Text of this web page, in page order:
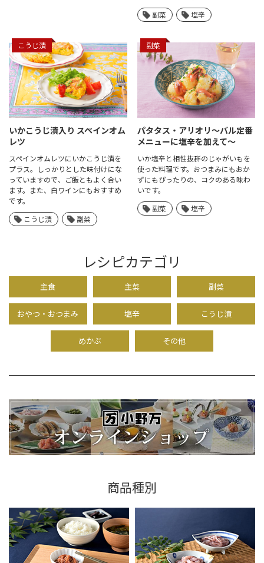
副菜
塩辛
こうじ漬
いかこうじ漬入り スペインオム
レツ
スペインオムレツにいかこうじ漬を
プラス。しっかりとした味付けにな
っていますので、ご飯ともよく合い
ます。また、白ワインにもおすすめ
です。
こうじ漬
副菜
副菜
パタタス・アリオリ～バル定番
メニューに塩辛を加えて〜
いか塩辛と相性抜群のじゃがいもを
使った料理です。おつまみにもおか
ずにもぴったりの、コクのある味わ
いです。
副菜
塩辛
レシピカテゴリ
主食 主菜 副菜
おやつ・おつまみ 塩辛 こうじ漬
めかぶ その他
商品種別